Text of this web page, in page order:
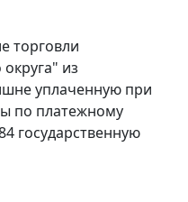
торговли
из
уплаченную при
по платежному
государственную